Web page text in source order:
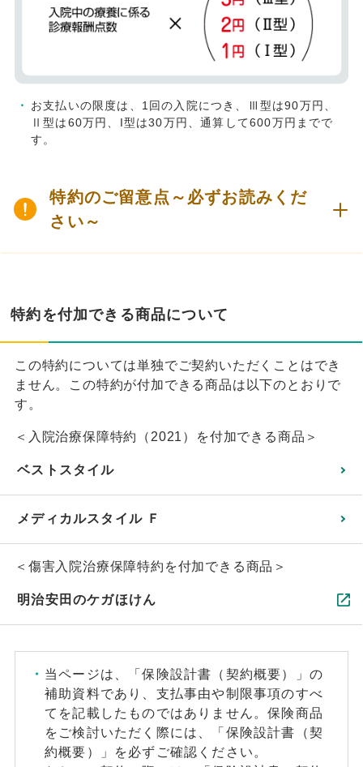
お支払いの限度は、1回の入院につき、Ⅲ型は90万円、
Ⅱ型は60万円、I型は30万円、通算して600万円までで
す。
特約のご留意点～必ずお読みくだ
さい～
特約を付加できる商品について
この特約については単独でご契約いただくことはでき
ません。この特約が付加できる商品は以下のとおりで
す。
＜入院治療保障特約（2021）を付加できる商品＞
ベストスタイル
メディカルスタイル Ｆ
＜傷害入院治療保障特約を付加できる商品＞
明治安田のケガほけん
当ページは、「保険設計書（契約概要）」の
補助資料であり、支払事由や制限事項のすべ
てを記載したものではありません。保険商品
をご検討いただく際には、「保険設計書（契
約概要）」を必ずご確認ください。